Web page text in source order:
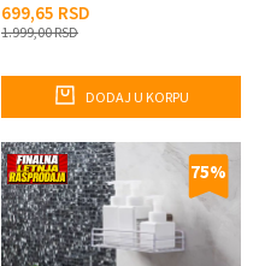
699,65 RSD
1.999,00RSD
DODAJ U KORPU
75%